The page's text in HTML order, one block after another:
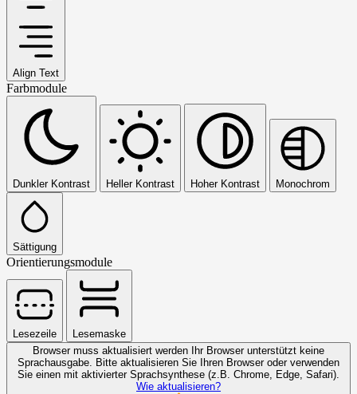
Align Text
Farbmodule
Dunkler Kontrast Heller Kontrast Hoher Kontrast Monochrom
Sättigung
Orientierungsmodule
Lesezeile
Lesemaske
Browser muss aktualisiert werden
Ihr Browser unterstützt keine
Sprachausgabe. Bitte aktualisieren Sie Ihren Browser oder verwenden
Sie einen mit aktivierter Sprachsynthese (z.B. Chrome, Edge, Safari).
Wie aktualisieren?